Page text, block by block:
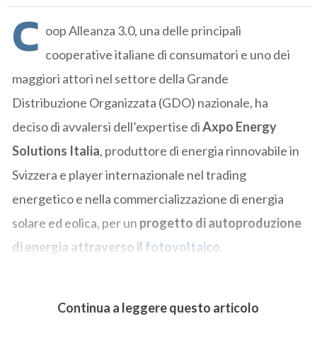
C oop Alleanza 3.0, una delle principali
cooperative italiane di consumatori e uno dei
maggiori attori nel settore della Grande
Distribuzione Organizzata (GDO) nazionale, ha
deciso di avvalersi dell’expertise diAxpo Energy
Solutions Italia, produttore di energia rinnovabile in
Svizzera e player internazionale nel trading
energetico e nella commercializzazione di energia
solare ed eolica, per un progetto di autoproduzione
di energia attraverso il fotovoltaico.
Continua a leggere questo articolo